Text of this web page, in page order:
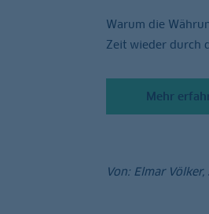
Warum die
Zeit wieder durch
Mehr
Von: Elmar